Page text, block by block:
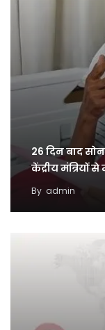
26 दिन बाद
केंद्रीय मंत्रियों
By admin